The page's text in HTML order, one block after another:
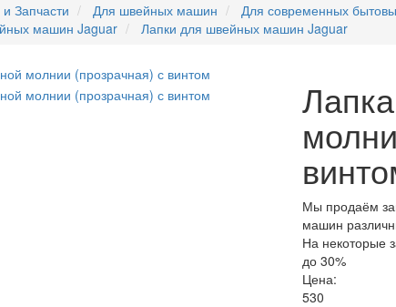
Запчасти Для швейных машин
Для современных
машин Jaguar
Лапки для швейных машин Jaguar
Мы продаём
машин
На некоторые
до 30%
Цена:
530